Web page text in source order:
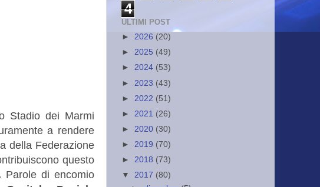
Stadio dei Marmi
a rendere
della Federazione
questo
Parole di encomio
4
ULTIMI POST
► 2026 (20)
► 2025 (49)
► 2024 (53)
► 2023 (43)
► 2022 (51)
► 2021 (26)
► 2020 (30)
► 2019 (70)
► 2018 (73)
▼ 2017 (80)